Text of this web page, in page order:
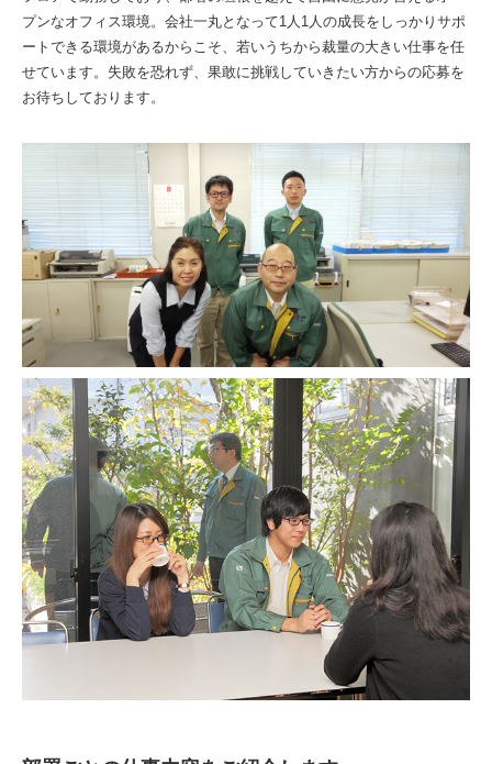
プンなオフィス環境。会社一丸となって1人1人の成長をしっかりサポ
ートできる環境があるからこそ、若いうちから裁量の大きい仕事を任
せています。失敗を恐れず、果敢に挑戦していきたい方からの応募を
お待ちしております。